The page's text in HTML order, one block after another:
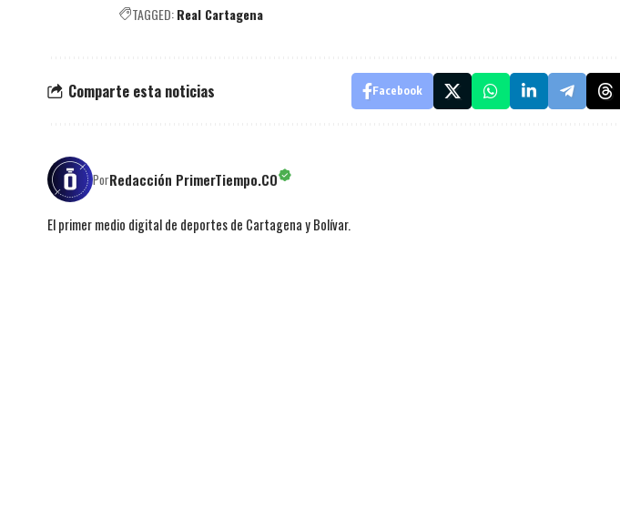
TAGGED:Real Cartagena
Comparte esta noticias Facebook
PorRedacción PrimerTiempo.CO
El primer medio digital de deportes de Cartagena y Bolívar.